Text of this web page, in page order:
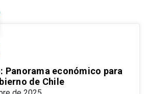
Panorama económico para
de Chile